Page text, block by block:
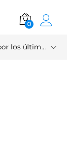
0
Ordenar por los últimos